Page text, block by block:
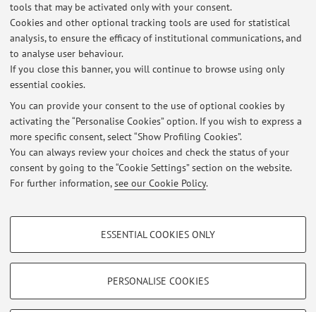
tools that may be activated only with your consent.
Cookies and other optional tracking tools are used for statistical
analysis, to ensure the efficacy of institutional communications, and
to analyse user behaviour.
If you close this banner, you will continue to browse using only
essential cookies.
You can provide your consent to the use of optional cookies by
activating the “Personalise Cookies” option. If you wish to express a
more specific consent, select “Show Profiling Cookies”.
You can always review your choices and check the status of your
consent by going to the “Cookie Settings” section on the website.
For further information,see our Cookie Policy.
PROFILING COOKIES - OPTIONAL
Show profiling cookies
ESSENTIAL COOKIES ONLY
PERSONALISE COOKIES
APPELLO STRAORDINARIO DI MECCANICA DELLE MACCHINE M PER I
LAUREANDI DEL 5 DICEMBRE 2025
Published on: September 24 2025
APPELLO STRAORDINARIO DI MECCANICA DEGLI AZIONAMENTI T
PER I LAUREANDI DEL 5 DICEMBRE 2025
Published on: September 24 2025
APPELLO STRAORDINARIO DI MECCANICA DEGLI AZIONAMENTI T
PER I LAUREANDI DEL 26 MARZO 2025
Published on: February 18 2025
Restricted area
Loginto manage all website contents.